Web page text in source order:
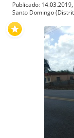
Publicado:
Santo Domingo